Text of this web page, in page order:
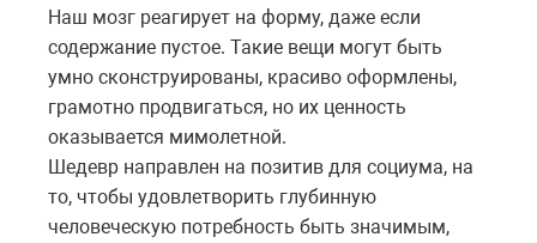
Наш мозг реагирует на форму, даже если
содержание пустое. Такие вещи могут быть
умно сконструированы, красиво оформлены,
грамотно продвигаться, но их ценность
оказывается мимолетной.
Шедевр направлен на позитив для социума, на
то, чтобы удовлетворить глубинную
человеческую потребность быть значимым,